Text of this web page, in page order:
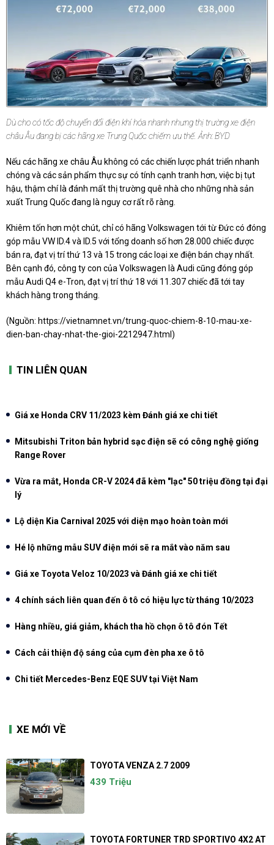
Dù cho có tốc độ chuyển đổi điện khí hóa nhanh nhưng thị trường xe điện
châu Âu đang bị các hãng xe Trung Quốc chiếm ưu thế. Ảnh: BYD
Nếu các hãng xe châu Âu không có các chiến lược phát triển nhanh
chóng và các sản phẩm thực sự có tính cạnh tranh hơn, việc bị tụt
hậu, thậm chí là đánh mất thị trường quê nhà cho những nhà sản
xuất Trung Quốc đang là nguy cơ rất rõ ràng.
Khiêm tốn hơn một chút, chỉ có hãng Volkswagen tới từ Đức có đóng
góp mẫu VW ID.4 và ID.5 với tổng doanh số hơn 28.000 chiếc được
bán ra, đạt vị trí thứ 13 và 15 trong các loại xe điện bán chạy nhất.
Bên cạnh đó, công ty con của Volkswagen là Audi cũng đóng góp
mẫu Audi Q4 e-Tron, đạt vị trí thứ 18 với 11.307 chiếc đã tới tay
khách hàng trong tháng.
(Nguồn: https://vietnamnet.vn/trung-quoc-chiem-8-10-mau-xe-
dien-ban-chay-nhat-the-gioi-2212947.html )
TIN LIÊN QUAN
Giá xe Honda CRV 11/2023 kèm Đánh giá xe chi tiết
Mitsubishi Triton bản hybrid sạc điện sẽ có công nghệ giống
Range Rover
Vừa ra mắt, Honda CR-V 2024 đã kèm "lạc" 50 triệu đồng tại đại
lý
Lộ diện Kia Carnival 2025 với diện mạo hoàn toàn mới
Hé lộ những mẫu SUV điện mới sẽ ra mắt vào năm sau
Giá xe Toyota Veloz 10/2023 và Đánh giá xe chi tiết
4 chính sách liên quan đến ô tô có hiệu lực từ tháng 10/2023
Hàng nhiều, giá giảm, khách tha hồ chọn ô tô đón Tết
Cách cải thiện độ sáng của cụm đèn pha xe ô tô
Chi tiết Mercedes-Benz EQE SUV tại Việt Nam
XE MỚI VỀ
TOYOTA VENZA 2.7 2009
439 Triệu
TOYOTA FORTUNER TRD SPORTIVO 4X2 AT